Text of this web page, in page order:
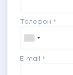
Телефон *
E-mail *